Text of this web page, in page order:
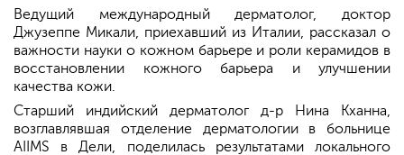
Ведущий международный дерматолог, доктор
Джузеппе Микали, приехавший из Италии, рассказал о
важности науки о кожном барьере и роли керамидов в
восстановлении кожного барьера и улучшении
качества кожи.
Старший индийский дерматолог д-р Нина Кханна,
возглавлявшая отделение дерматологии в больнице
AIIMS в Дели, поделилась результатами локального